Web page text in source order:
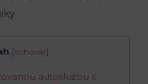
[schovat]
autoslužbu s